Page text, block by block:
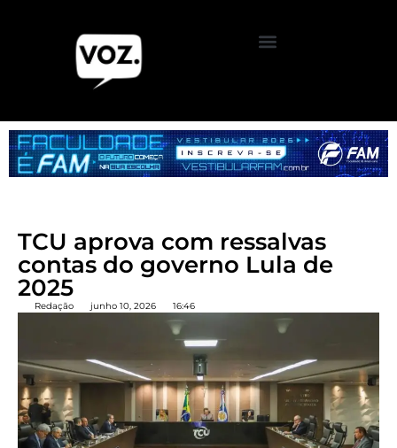
TCU aprova com ressalvas
contas do governo Lula de
2025
Redação junho 10, 2026 16:46